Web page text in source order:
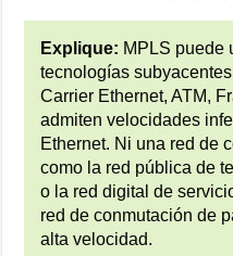
Explique: MPLS puede
tecnologías
Carrier Ethernet, ATM,
admiten velocidades
Ethernet. Ni una red de
como la red pública de
o la red digital de
red de conmutación de
alta velocidad.